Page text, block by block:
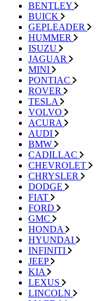
BENTLEY
BUICK
GEPLEADER
HUMMER
ISUZU
JAGUAR
MINI
PONTIAC
ROVER
TESLA
VOLVO
ACURA
AUDI
BMW
CADILLAC
CHEVROLET
CHRYSLER
DODGE
FIAT
FORD
GMC
HONDA
HYUNDAI
INFINITI
JEEP
KIA
LEXUS
LINCOLN